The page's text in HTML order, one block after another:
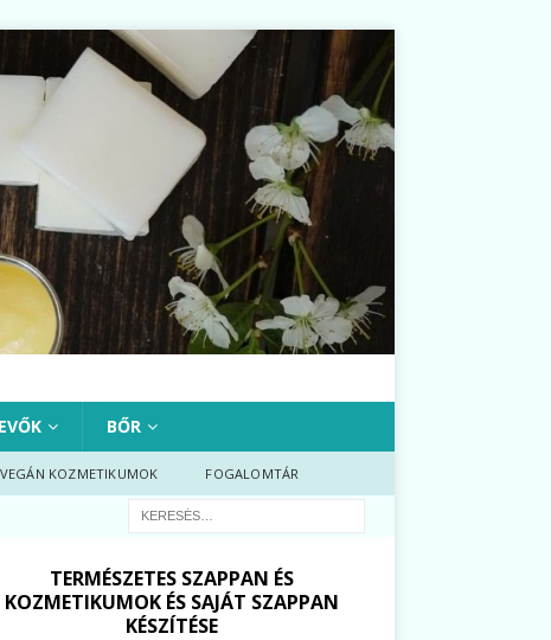
BŐR
VEGÁN KOZMETIKUMOK FOGALOMTÁR
TERMÉSZETES SZAPPAN ÉS
KOZMETIKUMOK ÉS SAJÁT SZAPPAN
KÉSZÍTÉSE